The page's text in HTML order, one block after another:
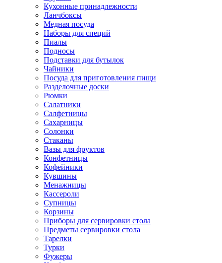
Кухонные принадлежности
Ланчбоксы
Медная посуда
Наборы для специй
Пиалы
Подносы
Подставки для бутылок
Чайники
Посуда для приготовления пищи
Разделочные доски
Рюмки
Салатники
Салфетницы
Сахарницы
Солонки
Стаканы
Вазы для фруктов
Конфетницы
Кофейники
Кувшины
Менажницы
Кассероли
Супницы
Корзины
Приборы для сервировки стола
Предметы сервировки стола
Тарелки
Турки
Фужеры